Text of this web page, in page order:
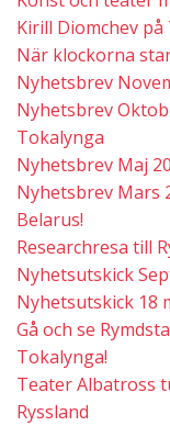
Kirill Diomchev på
När klockorna
Nyhetsbrev
Nyhetsbrev
Tokalynga
Nyhetsbrev Maj
Nyhetsbrev Mars
Belarus!
Researchresa till
Nyhetsutskick
Nyhetsutskick 18
Gå och se
Tokalynga!
Teater Albatross
Ryssland